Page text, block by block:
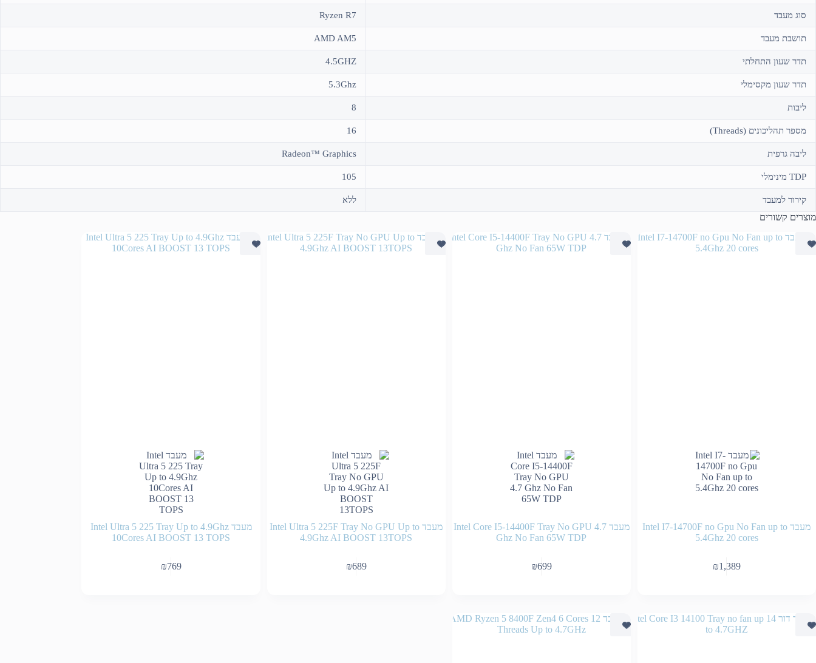
סוג מעבד Ryzen R7
תושבת מעבד AMD AM5
תדר שעון התחלתי 4.5GHZ
תדר שעון מקסימלי 5.3Ghz
ליבות 8
מספר תהליכונים (Threads) 16
ליבה גרפית Radeon™ Graphics
TDP מינימלי 105
קירור למעבד ללא
מוצרים קשורים
מעבד Intel I7-14700F no Gpu No Fan up to
5.4Ghz 20 cores
₪1,389
מעבד Intel Core I5-14400F Tray No GPU 4.7
Ghz No Fan 65W TDP
₪699
מעבד Intel Ultra 5 225F Tray No GPU Up to
4.9Ghz AI BOOST 13TOPS
₪689
מעבד Intel Ultra 5 225 Tray Up to 4.9Ghz
10Cores AI BOOST 13 TOPS
₪769